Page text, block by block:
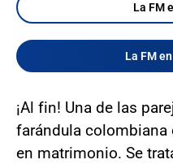
La FM
La FM
¡Al fin! Una de las
farándula
en matrimonio. Se